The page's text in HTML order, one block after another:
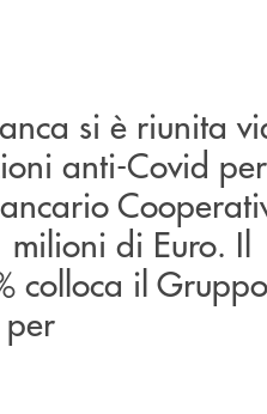
si è riunita
anti-Covid per
di Euro. Il
colloca il